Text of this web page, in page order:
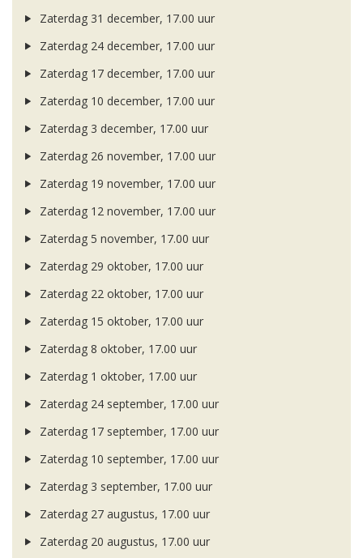
Zaterdag 31 december, 17.00 uur
Zaterdag 24 december, 17.00 uur
Zaterdag 17 december, 17.00 uur
Zaterdag 10 december, 17.00 uur
Zaterdag 3 december, 17.00 uur
Zaterdag 26 november, 17.00 uur
Zaterdag 19 november, 17.00 uur
Zaterdag 12 november, 17.00 uur
Zaterdag 5 november, 17.00 uur
Zaterdag 29 oktober, 17.00 uur
Zaterdag 22 oktober, 17.00 uur
Zaterdag 15 oktober, 17.00 uur
Zaterdag 8 oktober, 17.00 uur
Zaterdag 1 oktober, 17.00 uur
Zaterdag 24 september, 17.00 uur
Zaterdag 17 september, 17.00 uur
Zaterdag 10 september, 17.00 uur
Zaterdag 3 september, 17.00 uur
Zaterdag 27 augustus, 17.00 uur
Zaterdag 20 augustus, 17.00 uur